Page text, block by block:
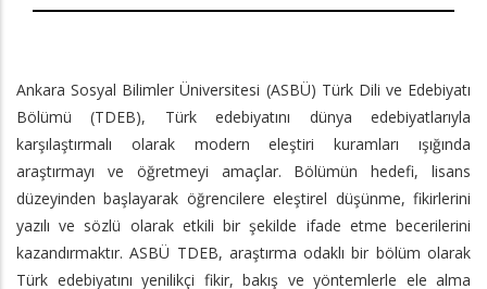
Ankara Sosyal Bilimler Üniversitesi (ASBÜ) Türk Dili ve Edebiyatı
Bölümü (TDEB), Türk edebiyatını dünya edebiyatlarıyla
karşılaştırmalı olarak modern eleştiri kuramları ışığında
araştırmayı ve öğretmeyi amaçlar. Bölümün hedefi, lisans
düzeyinden başlayarak öğrencilere eleştirel düşünme, fikirlerini
yazılı ve sözlü olarak etkili bir şekilde ifade etme becerilerini
kazandırmaktır. ASBÜ TDEB, araştırma odaklı bir bölüm olarak
Türk edebiyatını yenilikçi fikir, bakış ve yöntemlerle ele alma